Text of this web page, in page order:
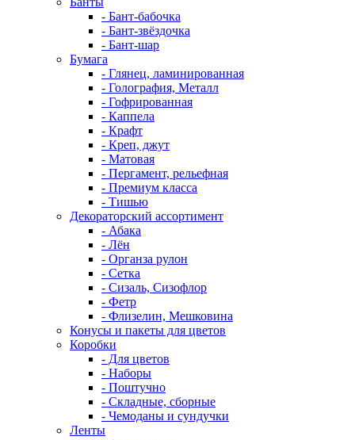
- Бант-бабочка
- Бант-звёздочка
- Бант-шар
Бумага
- Глянец, ламинированная
- Голография, Металл
- Гофрированная
- Каппела
- Крафт
- Креп, джут
- Матовая
- Пергамент, рельефная
- Премиум класса
- Тишью
Декораторский ассортимент
- Абака
- Лён
- Органза рулон
- Сетка
- Сизаль, Сизофлор
- Фетр
- Флизелин, Мешковина
Конусы и пакеты для цветов
Коробки
- Для цветов
- Наборы
- Поштучно
- Складные, сборные
- Чемоданы и сундучки
Ленты